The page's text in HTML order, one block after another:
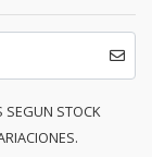
SEGUN STOCK